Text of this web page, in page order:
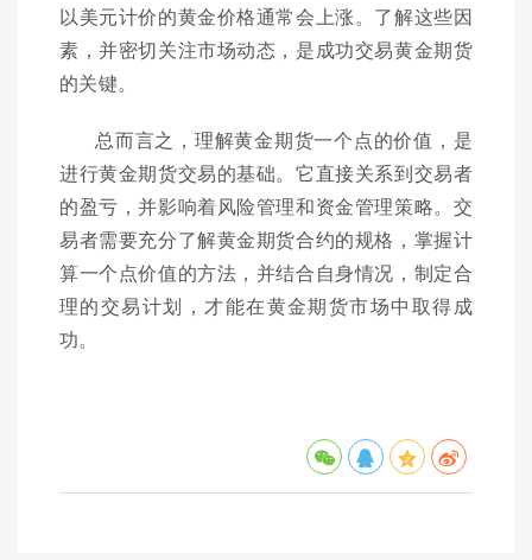
以美元计价的黄金价格通常会上涨。了解这些因
素，并密切关注市场动态，是成功交易黄金期货
的关键。
总而言之，理解黄金期货一个点的价值，是
进行黄金期货交易的基础。它直接关系到交易者
的盈亏，并影响着风险管理和资金管理策略。交
易者需要充分了解黄金期货合约的规格，掌握计
算一个点价值的方法，并结合自身情况，制定合
理的交易计划，才能在黄金期货市场中取得成
功。